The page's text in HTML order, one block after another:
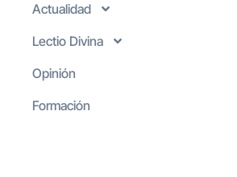
Actualidad
Lectio Divina
Opinión
Formación